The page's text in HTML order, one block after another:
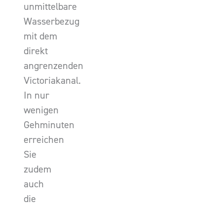
unmittelbare
Wasserbezug
mit dem
direkt
angrenzenden
Victoriakanal.
In nur
wenigen
Gehminuten
erreichen
Sie
zudem
auch
die